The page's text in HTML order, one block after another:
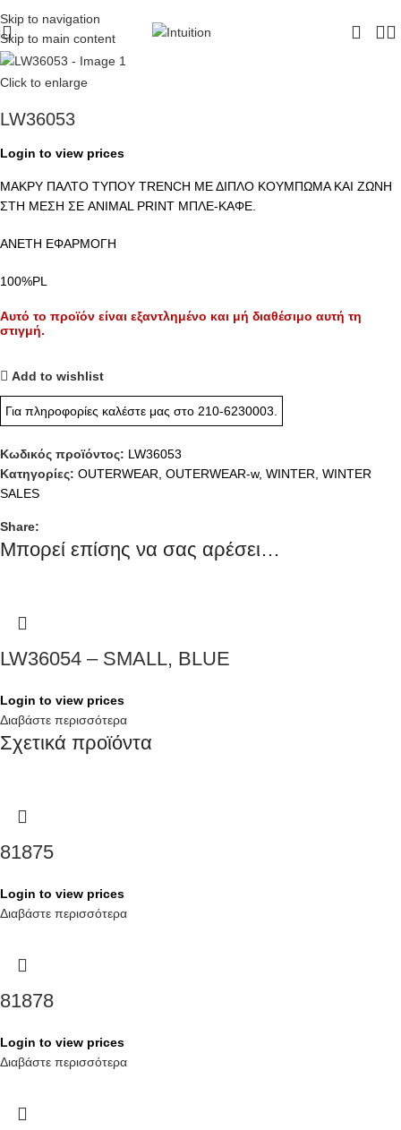
Skip to navigation
Skip to main content
Click to enlarge
LW36053
Login to view prices
ΜΑΚΡΥ ΠΑΛΤΟ ΤΥΠΟΥ TRENCH ΜΕ ΔΙΠΛΟ ΚΟΥΜΠΩΜΑ ΚΑΙ ΖΩΝΗ
ΣΤΗ ΜΕΣΗ ΣΕ ANIMAL PRINT ΜΠΛΕ-ΚΑΦΕ.
ΑΝΕΤΗ ΕΦΑΡΜΟΓΗ
100%PL
Αυτό το προϊόν είναι εξαντλημένο και μή διαθέσιμο αυτή τη
στιγμή.
Add to wishlist
Για πληροφορίες καλέστε μας στο 210-6230003.
Κωδικός προϊόντος: LW36053
Κατηγορίες: OUTERWEAR, OUTERWEAR-w, WINTER, WINTER
SALES
Share:
Μπορεί επίσης να σας αρέσει…
LW36054 – SMALL, BLUE
Login to view prices
Διαβάστε περισσότερα
Σχετικά προϊόντα
81875
Login to view prices
Διαβάστε περισσότερα
81878
Login to view prices
Διαβάστε περισσότερα